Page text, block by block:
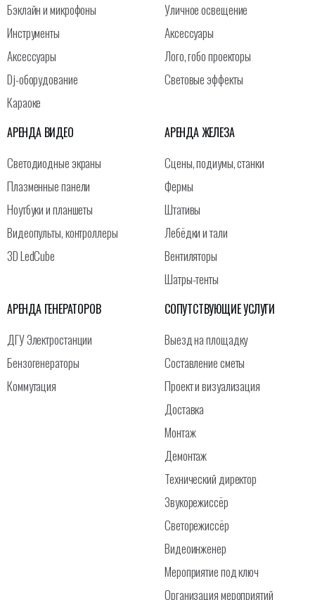
Бэклайн и микрофоны
Инструменты
Аксессуары
Dj-оборудование
Караоке
Уличное освещение
Аксессуары
Лого, гобо проекторы
Световые эффекты
АРЕНДА ВИДЕО
Светодиодные экраны
Плазменные панели
Ноутбуки и планшеты
Видеопульты, контроллеры
3D LedCube
АРЕНДА ЖЕЛЕЗА
Сцены, подиумы, станки
Фермы
Штативы
Лебёдки и тали
Вентиляторы
Шатры-тенты
АРЕНДА ГЕНЕРАТОРОВ
ДГУ Электростанции
Бензогенераторы
Коммутация
СОПУТСТВУЮЩИЕ УСЛУГИ
Выезд на площадку
Составление сметы
Проект и визуализация
Доставка
Монтаж
Демонтаж
Технический директор
Звукорежиссёр
Светорежиссёр
Видеоинженер
Мероприятие под ключ
Организация мероприятий